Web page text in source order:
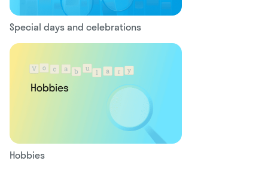
Special days and celebrations
Hobbies